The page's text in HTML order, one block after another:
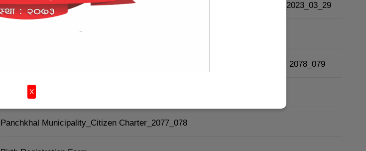
Notice about Publication of Second Installment of Social Security Allowance_2023_03_29
Social Security Allowance Beneficiary name of Panchkhal Municipality for FY 2078_079
Panchkhal Municipality_Citizen Charter_2076_077
Panchkhal Municipality_Citizen Charter_2077_078
X